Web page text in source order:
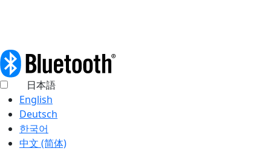
日本語
English
Deutsch
한국어
中文 (简体)